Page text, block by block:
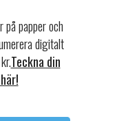
papper och
digitalt
Teckna din